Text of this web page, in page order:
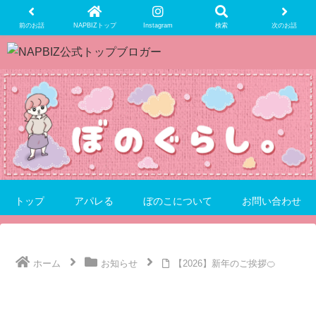
前のお話 NAPBIZトップ Instagram 検索 次のお話
トップ アパレる ぼのこについて お問い合わせ
ホーム お知らせ 【2026】新年のご挨拶🍊